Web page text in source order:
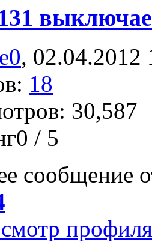
, 02.04.2012
18
30,587
/ 5
сообщение
профиля